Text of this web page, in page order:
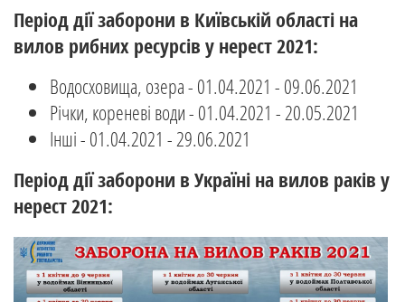
Період дії заборони в Київській області на
вилов рибних ресурсів у нерест 2021:
Водосховища, озера - 01.04.2021 - 09.06.2021
Річки, кореневі води - 01.04.2021 - 20.05.2021
Інші - 01.04.2021 - 29.06.2021
Період дії заборони в Україні на вилов раків у
нерест 2021: